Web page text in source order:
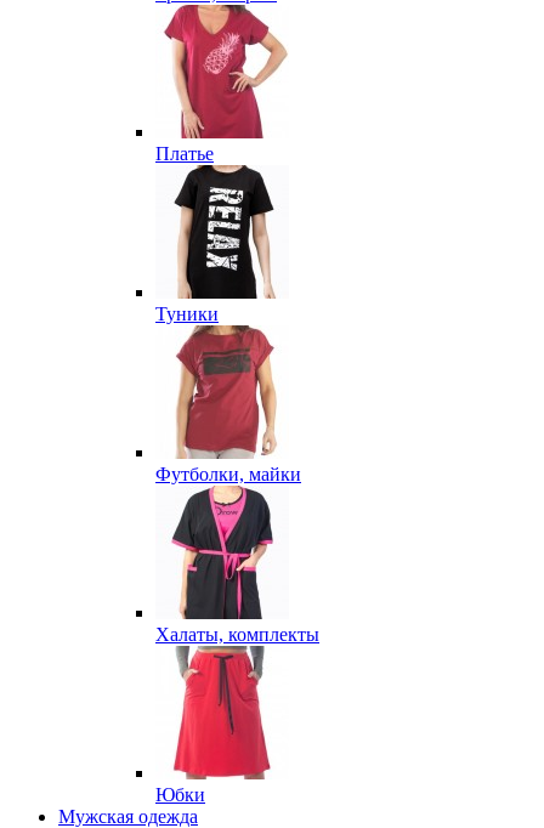
Платье
Туники
Футболки, майки
Халаты, комплекты
Юбки
Мужская одежда